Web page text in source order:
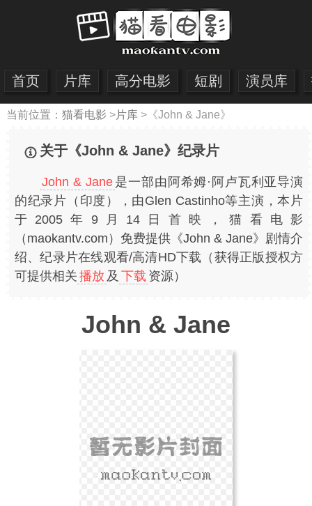
首页 片库 高分电影 短剧 演员库
当前位置： 猫看电影 >片库>《John & Jane》
关于《John & Jane》纪录片
John & Jane 是一部由阿希姆·阿卢瓦利亚导演
的纪录片（印度），由Glen Castinho等主演，本片
于2005年9月14日首映，猫看电影
（maokantv.com）免费提供《John & Jane》剧情介
绍、纪录片在线观看/高清HD下载（获得正版授权方
可提供相关 播放 及 下载 资源）
John & Jane